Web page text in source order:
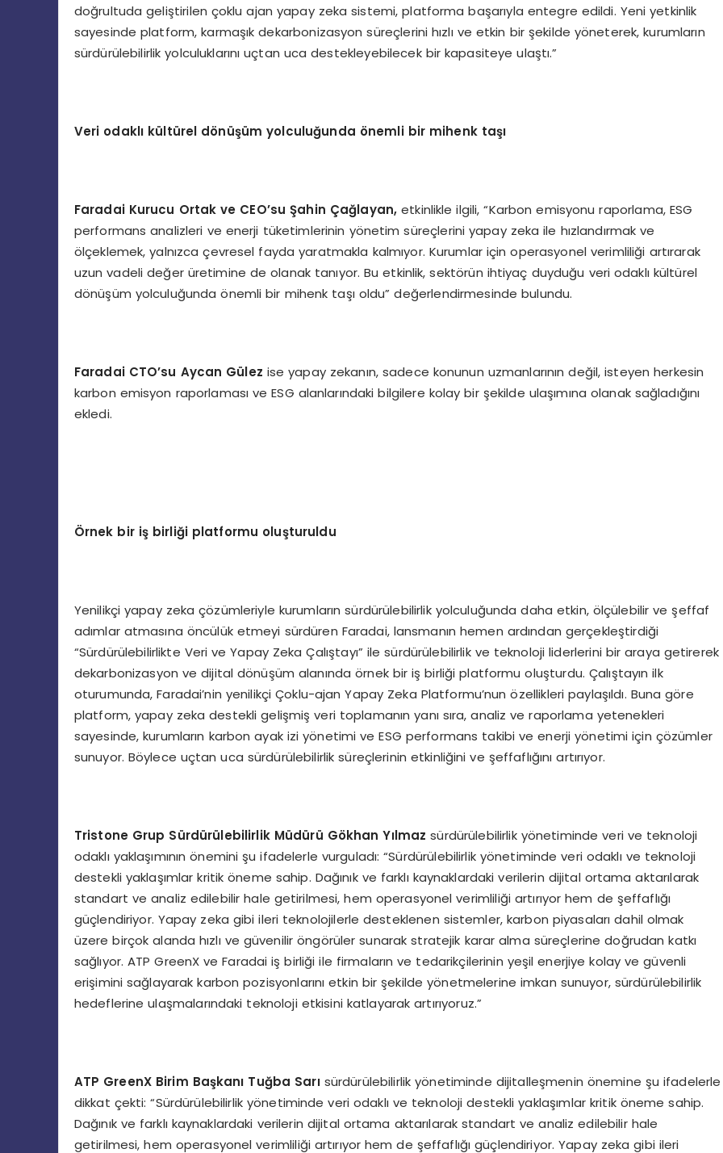
doğrultuda geliştirilen çoklu ajan yapay zeka sistemi, platforma başarıyla entegre edildi. Yeni yetkinlik
sayesinde platform, karmaşık dekarbonizasyon süreçlerini hızlı ve etkin bir şekilde yöneterek, kurumların
sürdürülebilirlik yolculuklarını uçtan uca destekleyebilecek bir kapasiteye ulaştı.”
Veri odaklı kültürel dönüşüm yolculuğunda önemli bir mihenk taşı
Faradai Kurucu Ortak ve CEO’su Şahin Çağlayan, etkinlikle ilgili, “Karbon emisyonu raporlama, ESG
performans analizleri ve enerji tüketimlerinin yönetim süreçlerini yapay zeka ile hızlandırmak ve
ölçeklemek, yalnızca çevresel fayda yaratmakla kalmıyor. Kurumlar için operasyonel verimliliği artırarak
uzun vadeli değer üretimine de olanak tanıyor. Bu etkinlik, sektörün ihtiyaç duyduğu veri odaklı kültürel
dönüşüm yolculuğunda önemli bir mihenk taşı oldu” değerlendirmesinde bulundu.
Faradai CTO’su Aycan Gülez ise yapay zekanın, sadece konunun uzmanlarının değil, isteyen herkesin
karbon emisyon raporlaması ve ESG alanlarındaki bilgilere kolay bir şekilde ulaşımına olanak sağladığını
ekledi.
Örnek bir iş birliği platformu oluşturuldu
Yenilikçi yapay zeka çözümleriyle kurumların sürdürülebilirlik yolculuğunda daha etkin, ölçülebilir ve şeffaf
adımlar atmasına öncülük etmeyi sürdüren Faradai, lansmanın hemen ardından gerçekleştirdiği
“Sürdürülebilirlikte Veri ve Yapay Zeka Çalıştayı” ile sürdürülebilirlik ve teknoloji liderlerini bir araya getirerek
dekarbonizasyon ve dijital dönüşüm alanında örnek bir iş birliği platformu oluşturdu. Çalıştayın ilk
oturumunda, Faradai’nin yenilikçi Çoklu-ajan Yapay Zeka Platformu’nun özellikleri paylaşıldı. Buna göre
platform, yapay zeka destekli gelişmiş veri toplamanın yanı sıra, analiz ve raporlama yetenekleri
sayesinde, kurumların karbon ayak izi yönetimi ve ESG performans takibi ve enerji yönetimi için çözümler
sunuyor. Böylece uçtan uca sürdürülebilirlik süreçlerinin etkinliğini ve şeffaflığını artırıyor.
Tristone Grup Sürdürülebilirlik Müdürü Gökhan Yılmaz sürdürülebilirlik yönetiminde veri ve teknoloji
odaklı yaklaşımının önemini şu ifadelerle vurguladı: “Sürdürülebilirlik yönetiminde veri odaklı ve teknoloji
destekli yaklaşımlar kritik öneme sahip. Dağınık ve farklı kaynaklardaki verilerin dijital ortama aktarılarak
standart ve analiz edilebilir hale getirilmesi, hem operasyonel verimliliği artırıyor hem de şeffaflığı
güçlendiriyor. Yapay zeka gibi ileri teknolojilerle desteklenen sistemler, karbon piyasaları dahil olmak
üzere birçok alanda hızlı ve güvenilir öngörüler sunarak stratejik karar alma süreçlerine doğrudan katkı
sağlıyor. ATP GreenX ve Faradai iş birliği ile firmaların ve tedarikçilerinin yeşil enerjiye kolay ve güvenli
erişimini sağlayarak karbon pozisyonlarını etkin bir şekilde yönetmelerine imkan sunuyor, sürdürülebilirlik
hedeflerine ulaşmalarındaki teknoloji etkisini katlayarak artırıyoruz.”
ATP GreenX Birim Başkanı Tuğba Sarı sürdürülebilirlik yönetiminde dijitalleşmenin önemine şu ifadelerle
dikkat çekti: “Sürdürülebilirlik yönetiminde veri odaklı ve teknoloji destekli yaklaşımlar kritik öneme sahip.
Dağınık ve farklı kaynaklardaki verilerin dijital ortama aktarılarak standart ve analiz edilebilir hale
getirilmesi, hem operasyonel verimliliği artırıyor hem de şeffaflığı güçlendiriyor. Yapay zeka gibi ileri